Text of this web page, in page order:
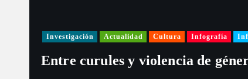
Investigación Actualidad Cultura Infografía
Entre curules y violencia de